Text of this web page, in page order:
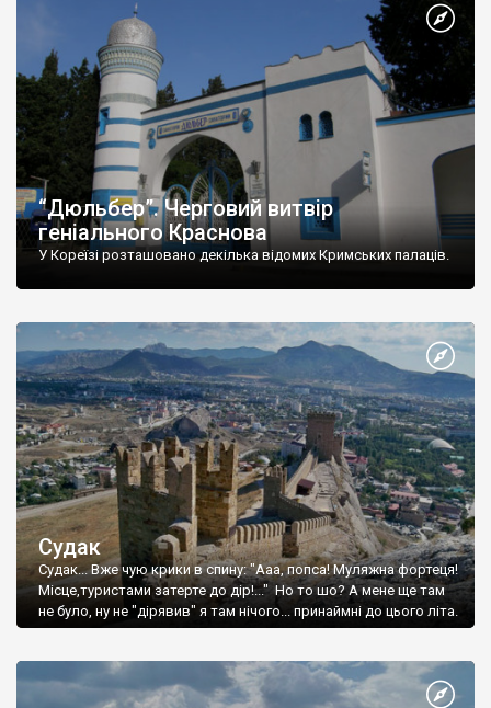
“Дюльбер”. Черговий витвір
геніального Краснова
У Кореїзі розташовано декілька відомих Кримських палаців.
Судак
Судак... Вже чую крики в спину: "Ааа, попса! Муляжна фортеця!
Місце,туристами затерте до дір!..." Но то шо? А мене ще там
не було, ну не "дірявив" я там нічого... принаймні до цього літа.